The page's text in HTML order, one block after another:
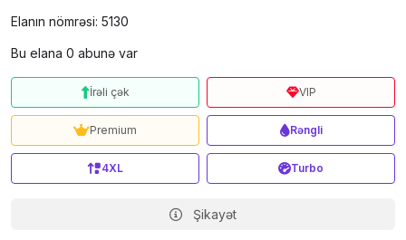
Elanın nömrəsi: 5130
Bu elana 0 abunə var
İrəli çək VIP
Premium Rəngli
4XL Turbo
Şikayət